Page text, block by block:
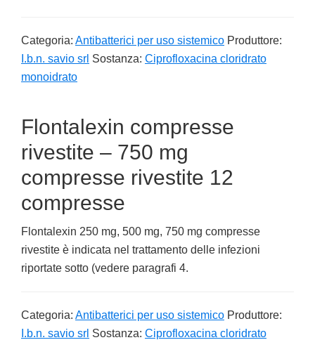
Categoria: Antibatterici per uso sistemico Produttore:
I.b.n. savio srl Sostanza: Ciprofloxacina cloridrato
monoidrato
Flontalexin compresse
rivestite – 750 mg
compresse rivestite 12
compresse
Flontalexin 250 mg, 500 mg, 750 mg compresse
rivestite è indicata nel trattamento delle infezioni
riportate sotto (vedere paragrafi 4.
Categoria: Antibatterici per uso sistemico Produttore:
I.b.n. savio srl Sostanza: Ciprofloxacina cloridrato